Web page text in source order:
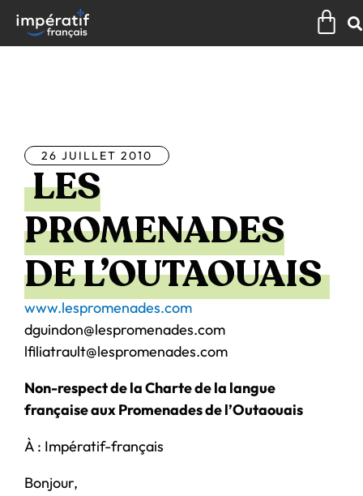
contenu
26 JUILLET 2010
LES
PROMENADES
DE L’OUTAOUAIS
www.lespromenades.com
dguindon@lespromenades.com
lfiliatrault@lespromenades.com
Non-respect de la Charte de la langue
française aux Promenades de l’Outaouais
À : Impératif-français
Bonjour,